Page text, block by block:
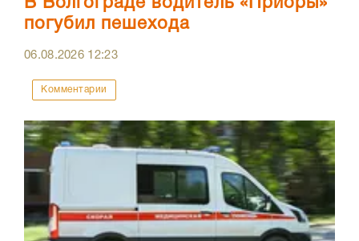
В Волгограде водитель «Приоры»
погубил пешехода
06.08.2026 12:23
Комментарии